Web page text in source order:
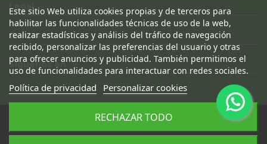
Legal
Contacto
Este sitio Web utiliza cookies propias y de terceros para
habilitar las funcionalidades técnicas de uso de la web,
realizar estadísticas y análisis del tráfico de navegación
recibido, personalizar las preferencias del usuario y otras
para ofrecer anuncios y publicidad. También permitimos el
uso de funcionalidades para interactuar con redes sociales.
Política de privacidad Personalizar cookies
RECHAZAR TODO
Síguenos en